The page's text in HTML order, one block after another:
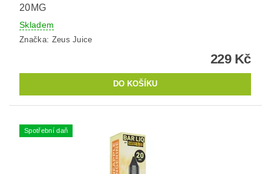
20MG
Skladem
Značka: Zeus Juice
229 Kč
Spotřební daň